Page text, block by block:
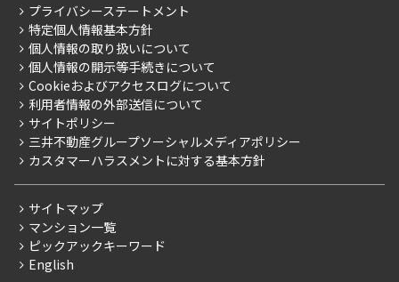
こだわりから探す
こだわり一覧
プレミアムマンション
新築
当社限定（港区・渋谷区）
当社限定（港区・渋谷区以外）
三井不動産企画
賃料改定
フリーレント
ペット可
ご入居・提携サービス
お部屋探しからご契約まで
よくあるご質問
社宅紹介
【仲介会社様向け】当社仲介事業部取り扱い物件入居申込
会社情報
事業案内
採用情報
ニュースリリース
お問い合わせ
プライバシーステートメント
特定個人情報基本方針
個人情報の取り扱いについて
個人情報の開示等手続きについて
Cookieおよびアクセスログについて
利用者情報の外部送信について
サイトポリシー
三井不動産グループソーシャルメディアポリシー
カスタマーハラスメントに対する基本方針
サイトマップ
マンション一覧
ピックアックキーワード
English